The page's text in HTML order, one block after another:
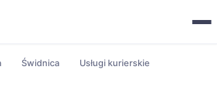
Świdnica
Usługi kurierskie